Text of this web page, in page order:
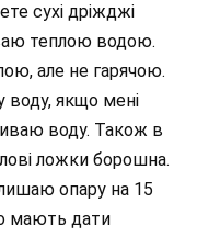
сухі дріжджі
теплою водою.
але не гарячою.
воду, якщо мені
воду. Також в
ложки борошна.
опару на 15
мають дати